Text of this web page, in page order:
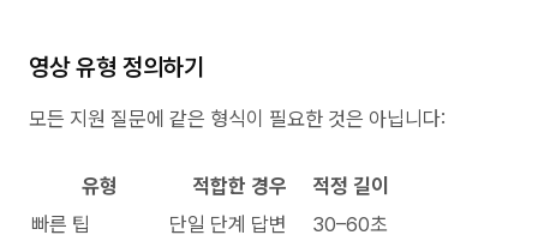
영상 유형 정의하기
모든 지원 질문에 같은 형식이 필요한 것은 아닙니다:
유형 적합한 경우
적정 길이
빠른 팁
단일 단계 답변
30–60초